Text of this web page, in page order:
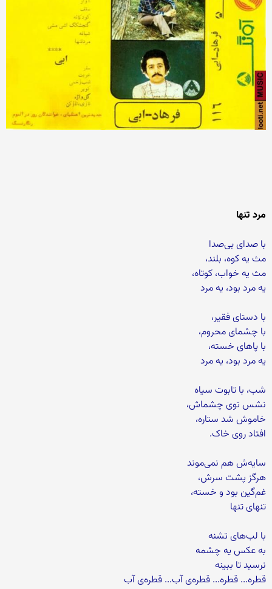
مرد تنها
با صدای بی‌صدا
مث یه کوه، بلند،
مث یه خواب، کوتاه،
یه مرد بود، یه مرد
با دستای فقیر،
با چشمای محروم،
با پاهای خسته،
یه مرد بود، یه مرد
شب، با تابوت سیاه
نشس توی چشماش،
خاموش شد ستاره،
افتاد روی خاک.
سایه‌ش هم نمی‌موند
هرگز پشت سرش،
غم‌گین بود و خسته،
تنهای تنها
با لب‌های تشنه
به عکس یه چشمه
نرسید تا ببینه
قطره... قطره... قطره‌ی آب... قطره‌ی آب